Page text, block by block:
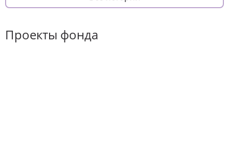
Проекты фонда